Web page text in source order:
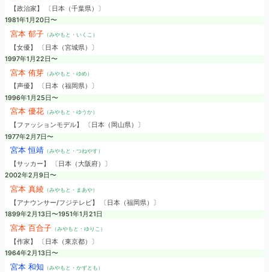
【政治家】 〔日本（千葉県）〕
1981年1月20日〜
宮本 郁子（みやもと・いくこ）
【女優】 〔日本（宮城県）〕
1997年1月22日〜
宮本 侑芽 （みやもと・ゆめ）
【声優】 〔日本（福岡県）〕
1996年1月25日〜
宮本 優花（みやもと・ゆうか）
【ファッションモデル】 〔日本（岡山県）〕
1977年2月7日〜
宮本 恒靖（みやもと・つねやす）
【サッカー】 〔日本（大阪府）〕
2002年2月9日〜
宮本 真綾（みやもと・まあや）
【アナウンサー/フジテレビ】 〔日本（福岡県）〕
1899年2月13日〜1951年1月21日
宮本 百合子（みやもと・ゆりこ）
【作家】 〔日本（東京都）〕
1964年2月13日〜
宮本 和知 （みやもと・かずとも）